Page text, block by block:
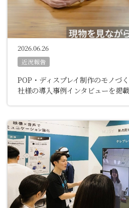
2026.06.26
近況報告
POP・ディスプレイ制作のモノづ
社様の導入事例インタビューを掲載